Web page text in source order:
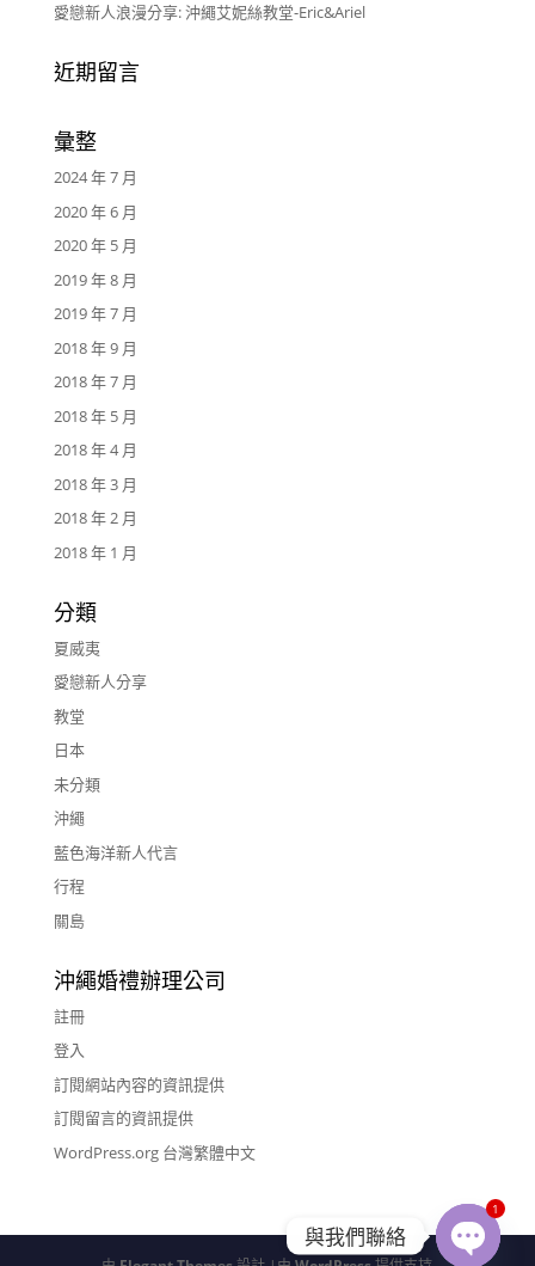
愛戀新人浪漫分享: 沖繩艾妮絲教堂-Eric&Ariel
近期留言
彙整
2024 年 7 月
2020 年 6 月
2020 年 5 月
2019 年 8 月
2019 年 7 月
2018 年 9 月
2018 年 7 月
2018 年 5 月
2018 年 4 月
2018 年 3 月
2018 年 2 月
2018 年 1 月
分類
夏威夷
愛戀新人分享
教堂
日本
未分類
沖繩
藍色海洋新人代言
行程
關島
沖繩婚禮辦理公司
註冊
登入
訂閱網站內容的資訊提供
訂閱留言的資訊提供
WordPress.org 台灣繁體中文
與我們聯絡
1